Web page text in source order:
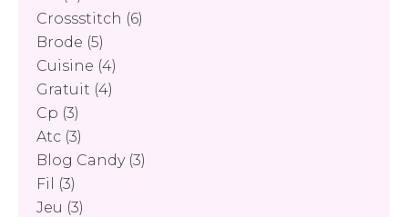
Crossstitch (6)
Brode (5)
Cuisine (4)
Gratuit (4)
Cp (3)
Atc (3)
Blog Candy(3)
Fil
(3)
Jeu (3)